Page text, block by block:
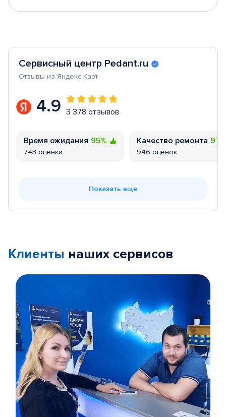
Сервисный центр Pedant.ru
Отзывы из Яндекс Карт
4.9 3 378 отзывов
Время ожидания 95%
743 оценки
Качество ремонта
946 оценок
Показать еще
Клиенты наших сервисов